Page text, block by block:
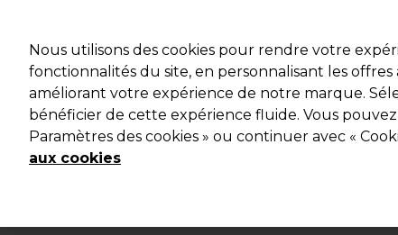
Marques
Bons plans Coiffure Electro et Matériel
Livraison et délais
Nous utilisons des cookies pour rendre votre
fonctionnalités du site, en personnalisant les
améliorant votre expérience de notre marque.
bénéficier de cette expérience fluide. Vous
Paramètres des cookies » ou continuer avec «
aux cookies